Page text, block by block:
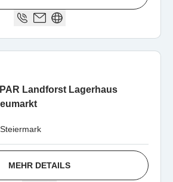
Landforst Lagerhaus
MEHR DETAILS